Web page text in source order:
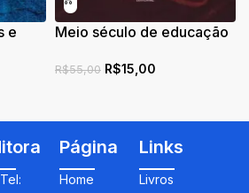
e
a
Meio século de educação
recomendações ao
R$55,00 R$15,00
Tel:
Página
Home
Links
Livros